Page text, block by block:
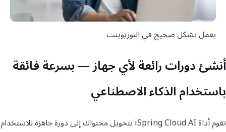
يعمل بشكل صحيح في البوربوينت
أنشئ دورات رائعة لأي جهاز — بسرعة فائقة
باستخدام الذكاءالاصطناعي
تقوم أداة iSpring Cloud AI بتحويل محتواك إلى دورة جاهزة للاستخدام